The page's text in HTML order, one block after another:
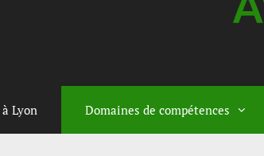
Lyon Domaines de compétences